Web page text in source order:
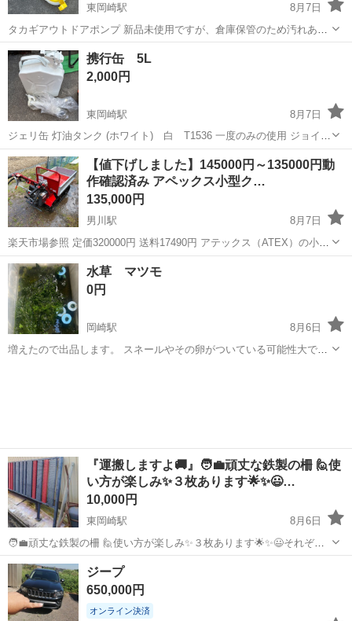
東岡崎駅
8月7日
タカギアウトドアポンプ 新品未使用ですが、倉庫保管のため汚れあり
ます。 キャンプスタイル変更のため手放します
愛知 岡崎市 東岡崎駅
携行缶 5L
2,000円
東岡崎駅
8月7日
ジェリ缶 灯油タンク (ホワイト) 白 T1536 一度のみの使用 ジョイン
トは未使用です。 キャンプスタイルの変更のため手放します
愛知 岡崎市 東岡崎駅 その他 ジョイント
【値下げしました】145000円～135000円動
作確認済み アペックス小型ク…
135,000円
男川駅
8月7日
楽天市場参照 定価320000円 送料17490円 アテックス（ATEX）の小型
クローラ運搬車「キャピーmini XG303KB」は、最大積載量300kgの力
強い運搬力と、狭い場所でも小回りが利く機能性を備えた農業機械で
す...
愛知 岡崎市 男川駅
水草 マツモ
0円
岡崎駅
8月6日
増えたので出品します。 スネールやその卵がついている可能性大で
『運搬しますよ🚚』🧑‍💼頑丈な鉄製の柵 🙋使
い方が楽しみ✨３枚あります🌟✨😃…
10,000円
東岡崎駅
8月6日
🧑‍💼頑丈な鉄製の柵 🙋使い方が楽しみ✨３枚あります🌟✨😃それぞれ
のサイズ🌠①310✕140🌠②270✕140🌠③240✕110 🧑‍💼1枚の値段 ✨原
愛知 岡崎市 東岡崎駅
ジープ
650,000円
オンライン決済